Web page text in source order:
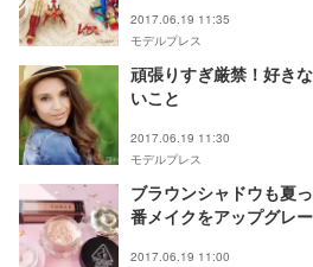
2017.06.19 11:35
モデルプレス
頑張りすぎ厳禁！好き
いこと
2017.06.19 11:30
モデルプレス
ブラウンシャドウも夏
番メイクをアップグレ
2017.06.19 11:00